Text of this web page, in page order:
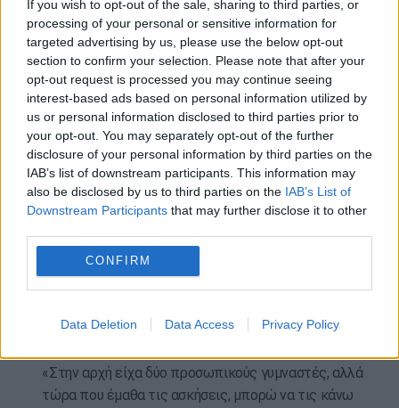
If you wish to opt-out of the sale, sharing to third parties, or
processing of your personal or sensitive information for
targeted advertising by us, please use the below opt-out
section to confirm your selection. Please note that after your
opt-out request is processed you may continue seeing
interest-based ads based on personal information utilized by
us or personal information disclosed to third parties prior to
your opt-out. You may separately opt-out of the further
disclosure of your personal information by third parties on the
IAB’s list of downstream participants. This information may
also be disclosed by us to third parties on the IAB’s List of
Downstream Participants that may further disclose it to other
CONFIRM
Data Deletion Data Access Privacy Policy
παθήσεων, ακόμη και άνοιας.
Και η καθημερινή δίωρη προπόνηση της κας Λάσα
ενεργοποιεί τα πάντα, από τις μεγάλες μυϊκές
ομάδες μέχρι το καρδιαγγειακό, νευροκινητικό και
σκελετικό σύστημα, συμβάλλοντας στη βελτίωση
της υγείας των οστών και στην πρόληψη της
ατροφίας που σχετίζεται με την ηλικία.
«Η άσκηση είναι το καλύτερο πράγμα που μπορεί
να κάνει ένας ηλικιωμένος για την υγεία του», λέει.
«Και είναι το καλύτερο φάρμακο για μακροζωία».
Και υπάρχει και επιστήμη που το υποστηρίζει. Η άρση
βαρών μόνο τρεις φορές την εβδομάδα έχει
αποδειχθεί ότι μειώνει τη βιολογική ηλικία ενός
ατόμου κατά σχεδόν οκτώ χρόνια.
«Στην αρχή είχα δύο προσωπικούς γυμναστές, αλλά
τώρα που έμαθα τις ασκήσεις, μπορώ να τις κάνω